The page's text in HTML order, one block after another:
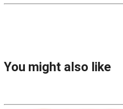
You might also like